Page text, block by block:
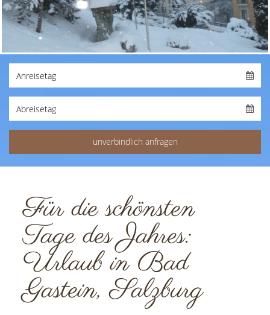
Für die schönsten
Tage des Jahres:
Urlaub in Bad
Gastein, Salzburg